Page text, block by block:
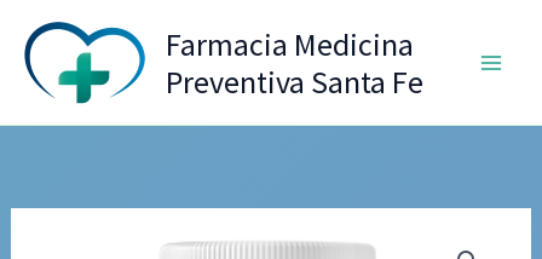
contenido
Farmacia Medicina
Preventiva Santa Fe